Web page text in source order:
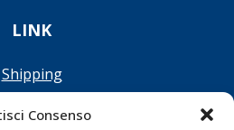
Consenso
LINK
Shipping